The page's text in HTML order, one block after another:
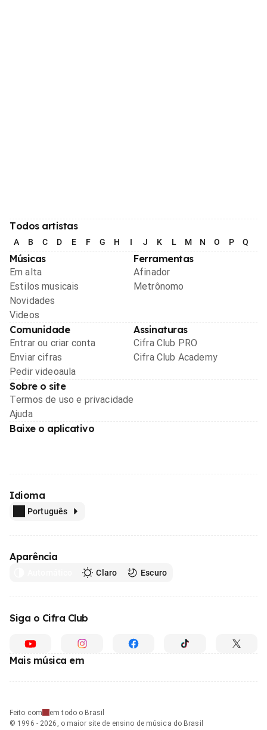
Todos artistas
A B C D E F G H I J K L M N O P Q
Músicas
Em alta
Estilos musicais
Novidades
Videos
Ferramentas
Afinador
Metrônomo
Comunidade
Entrar ou criar conta
Enviar cifras
Pedir videoaula
Assinaturas
Cifra Club PRO
Cifra Club Academy
Sobre o site
Termos de uso e privacidade
Ajuda
Baixe o aplicativo
Idioma
Português
Aparência
Claro Escuro
Siga o Cifra Club
Mais música em
Feito com
em todo o Brasil
© 1996 - 2026, o maior site de ensino de música do Brasil